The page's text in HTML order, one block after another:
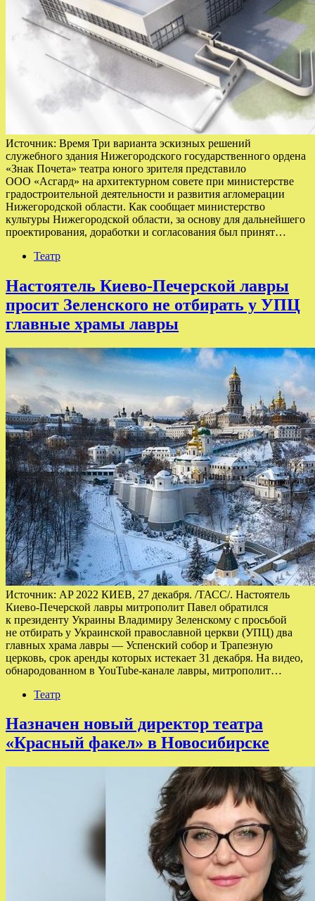
Источник: Время Три варианта эскизных решений
служебного здания Нижегородского государственного ордена
«Знак Почета» театра юного зрителя представило
ООО «Асгард» на архитектурном совете при министерстве
градостроительной деятельности и развития агломерации
Нижегородской области. Как сообщает министерство
культуры Нижегородской области, за основу для дальнейшего
проектирования, доработки и согласования был принят…
Театр
Настоятель Киево-Печерской лавры
просит Зеленского не отбирать у УПЦ
главные храмы лавры
Источник: AP 2022 КИЕВ, 27 декабря. /ТАСС/. Настоятель
Киево-Печерской лавры митрополит Павел обратился
к президенту Украины Владимиру Зеленскому с просьбой
не отбирать у Украинской православной церкви (УПЦ) два
главных храма лавры — Успенский собор и Трапезную
церковь, срок аренды которых истекает 31 декабря. На видео,
обнародованном в YouTube-канале лавры, митрополит…
Театр
Назначен новый директор театра
«Красный факел» в Новосибирске